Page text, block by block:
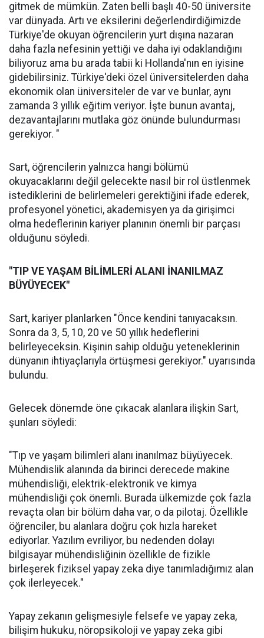
gitmek de mümkün. Zaten belli başlı 40-50 üniversite
var dünyada. Artı ve eksilerini değerlendirdiğimizde
Türkiye'de okuyan öğrencilerin yurt dışına nazaran
daha fazla nefesinin yettiği ve daha iyi odaklandığını
biliyoruz ama bu arada tabii ki Hollanda'nın en iyisine
gidebilirsiniz. Türkiye'deki özel üniversitelerden daha
ekonomik olan üniversiteler de var ve bunlar, aynı
zamanda 3 yıllık eğitim veriyor. İşte bunun avantaj,
dezavantajlarını mutlaka göz önünde bulundurması
gerekiyor. "
Sart, öğrencilerin yalnızca hangi bölümü
okuyacaklarını değil gelecekte nasıl bir rol üstlenmek
istediklerini de belirlemeleri gerektiğini ifade ederek,
profesyonel yönetici, akademisyen ya da girişimci
olma hedeflerinin kariyer planının önemli bir parçası
olduğunu söyledi.
"TIP VE YAŞAM BİLİMLERİ ALANI İNANILMAZ
BÜYÜYECEK"
Sart, kariyer planlarken "Önce kendini tanıyacaksın.
Sonra da 3, 5, 10, 20 ve 50 yıllık hedeflerini
belirleyeceksin. Kişinin sahip olduğu yeteneklerinin
dünyanın ihtiyaçlarıyla örtüşmesi gerekiyor." uyarısında
bulundu.
Gelecek dönemde öne çıkacak alanlara ilişkin Sart,
şunları söyledi:
"Tıp ve yaşam bilimleri alanı inanılmaz büyüyecek.
Mühendislik alanında da birinci derecede makine
mühendisliği, elektrik-elektronik ve kimya
mühendisliği çok önemli. Burada ülkemizde çok fazla
revaçta olan bir bölüm daha var, o da pilotaj. Özellikle
öğrenciler, bu alanlara doğru çok hızla hareket
ediyorlar. Yazılım evriliyor, bu nedenden dolayı
bilgisayar mühendisliğinin özellikle de fizikle
birleşerek fiziksel yapay zeka diye tanımladığımız alan
çok ilerleyecek."
Yapay zekanın gelişmesiyle felsefe ve yapay zeka,
bilişim hukuku, nöropsikoloji ve yapay zeka gibi